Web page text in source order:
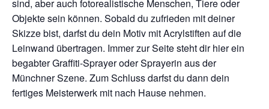
sind, aber auch fotorealistische Menschen, Tiere oder
Objekte sein können. Sobald du zufrieden mit deiner
Skizze bist, darfst du dein Motiv mit Acrylstiften auf die
Leinwand übertragen. Immer zur Seite steht dir hier ein
begabter Graffiti-Sprayer oder Sprayerin aus der
Münchner Szene. Zum Schluss darfst du dann dein
fertiges Meisterwerk mit nach Hause nehmen.